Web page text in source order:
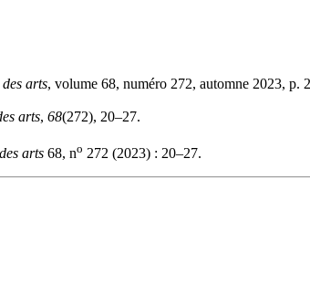
des arts, volume 68, numéro 272, automne 2023, p.
arts, 68(272), 20–27.
arts 68, no 272 (2023) : 20–27.